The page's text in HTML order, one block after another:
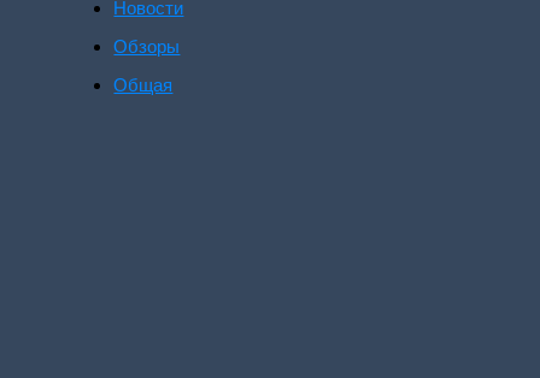
Новости
Обзоры
Общая